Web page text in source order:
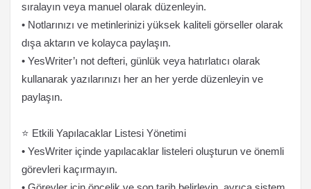
sıralayın veya manuel olarak düzenleyin.
• Notlarınızı ve metinlerinizi yüksek kaliteli görseller olarak
dışa aktarın ve kolayca paylaşın.
• YesWriter’ı not defteri, günlük veya hatırlatıcı olarak
kullanarak yazılarınızı her an her yerde düzenleyin ve
paylaşın.
⭐ Etkili Yapılacaklar Listesi Yönetimi
• YesWriter içinde yapılacaklar listeleri oluşturun ve önemli
görevleri kaçırmayın.